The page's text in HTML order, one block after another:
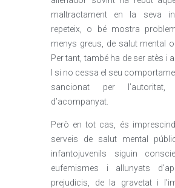
maltractament en la seva
repeteix, o bé mostra
menys greus, de salut mental
Per tant, també ha de ser atès i
I si no cessa el seu
sancionat per
d’acompanyat.
Però en tot cas, és
serveis de salut mental
infantojuvenils siguin
eufemismes i allunyats
prejudicis, de la gravetat i